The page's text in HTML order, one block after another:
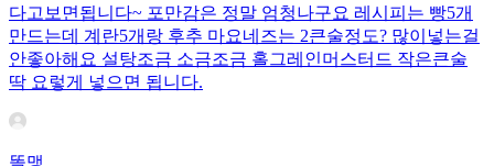
다고보면됩니다~ 포만감은 정말 엄청나구요 레시피는 빵5개
만드는데 계란5개랑 후추 마요네즈는 2큰술정도? 많이넣는걸
안좋아해요 설탕조금 소금조금 홀그레인머스터드 작은큰술
딱 요렇게 넣으면 됩니다.
똘맹